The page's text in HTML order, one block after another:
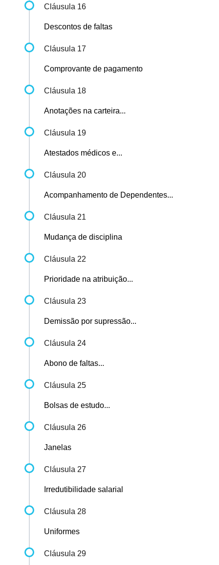
Cláusula 16
Descontos de faltas
Cláusula 17
Comprovante de pagamento
Cláusula 18
Anotações na carteira...
Cláusula 19
Atestados médicos e...
Cláusula 20
Acompanhamento de Dependentes...
Cláusula 21
Mudança de disciplina
Cláusula 22
Prioridade na atribuição...
Cláusula 23
Demissão por supressão...
Cláusula 24
Abono de faltas...
Cláusula 25
Bolsas de estudo...
Cláusula 26
Janelas
Cláusula 27
Irredutibilidade salarial
Cláusula 28
Uniformes
Cláusula 29